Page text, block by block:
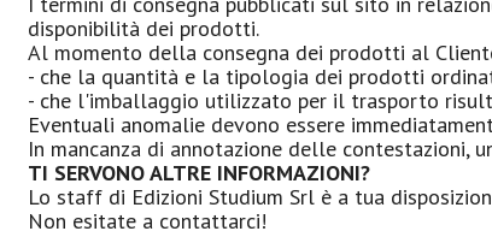
disponibilità dei prodotti.
Al momento della consegna dei prodotti al
- che la quantità e la tipologia dei prodotti
- che l'imballaggio utilizzato per il trasporto
Eventuali anomalie devono essere
In mancanza di annotazione delle contestazioni,
TI SERVONO ALTRE INFORMAZIONI?
Lo staff di Edizioni Studium Srl è a tua
Non esitate a contattarci!